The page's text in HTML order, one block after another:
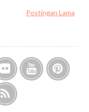
A
N
G
D
U
T
Postingan Lama
F
l
i